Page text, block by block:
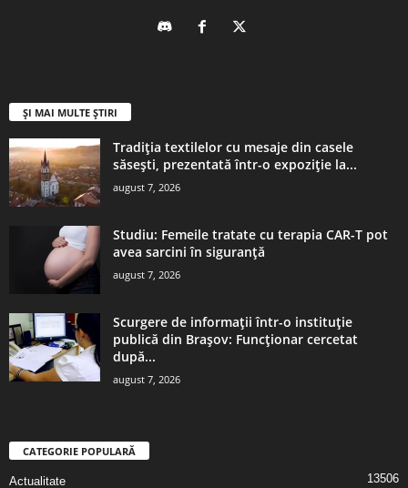
ȘI MAI MULTE ȘTIRI
Tradiția textilelor cu mesaje din casele
săsești, prezentată într-o expoziție la...
august 7, 2026
Studiu: Femeile tratate cu terapia CAR-T pot
avea sarcini în siguranță
august 7, 2026
Scurgere de informații într-o instituție
publică din Brașov: Funcționar cercetat
după...
august 7, 2026
CATEGORIE POPULARĂ
Actualitate 13506